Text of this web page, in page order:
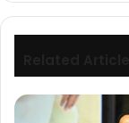
किया
शुभारंभ…